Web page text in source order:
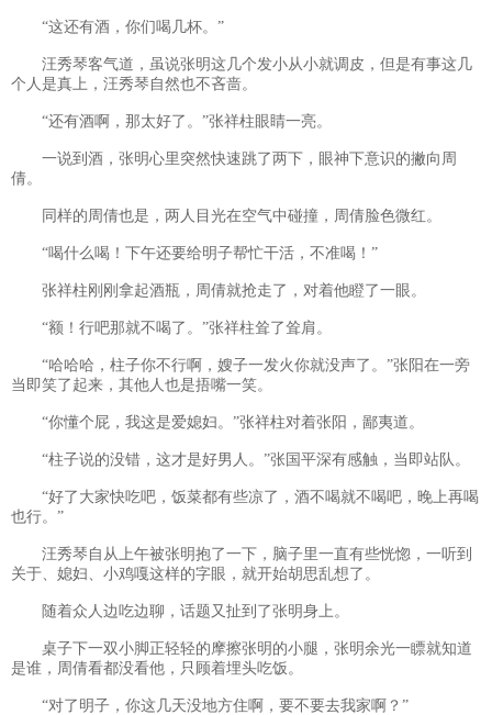
“这还有酒，你们喝几杯。”
汪秀琴客气道，虽说张明这几个发小从小就调皮，但是有事这几
个人是真上，汪秀琴自然也不吝啬。
“还有酒啊，那太好了。”张祥柱眼睛一亮。
一说到酒，张明心里突然快速跳了两下，眼神下意识的撇向周
倩。
同样的周倩也是，两人目光在空气中碰撞，周倩脸色微红。
“喝什么喝！下午还要给明子帮忙干活，不准喝！”
张祥柱刚刚拿起酒瓶，周倩就抢走了，对着他瞪了一眼。
“额！行吧那就不喝了。”张祥柱耸了耸肩。
“哈哈哈，柱子你不行啊，嫂子一发火你就没声了。”张阳在一旁
当即笑了起来，其他人也是捂嘴一笑。
“你懂个屁，我这是爱媳妇。”张祥柱对着张阳，鄙夷道。
“柱子说的没错，这才是好男人。”张国平深有感触，当即站队。
“好了大家快吃吧，饭菜都有些凉了，酒不喝就不喝吧，晚上再喝
也行。”
汪秀琴自从上午被张明抱了一下，脑子里一直有些恍惚，一听到
关于、媳妇、小鸡嘎这样的字眼，就开始胡思乱想了。
随着众人边吃边聊，话题又扯到了张明身上。
桌子下一双小脚正轻轻的摩擦张明的小腿，张明余光一瞟就知道
是谁，周倩看都没看他，只顾着埋头吃饭。
“对了明子，你这几天没地方住啊，要不要去我家啊？”